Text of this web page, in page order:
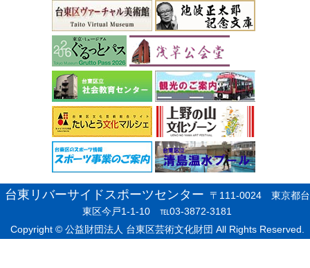
台東リバーサイドスポーツセンター 〒111-0024 東京都台
東区今戸1-1-10 ℡03-3872-3181
Copyright © 公益財団法人 台東区芸術文化財団 All Rights Reserved.